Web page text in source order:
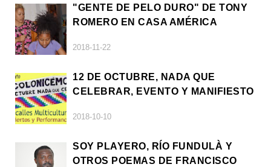
"GENTE DE PELO DURO" DE TONY
ROMERO EN CASA AMÉRICA
2018-11-22
12 DE OCTUBRE, NADA QUE
CELEBRAR, EVENTO Y MANIFIESTO
2018-10-10
SOY PLAYERO, RÍO FUNDULÀ Y
OTROS POEMAS DE FRANCISCO